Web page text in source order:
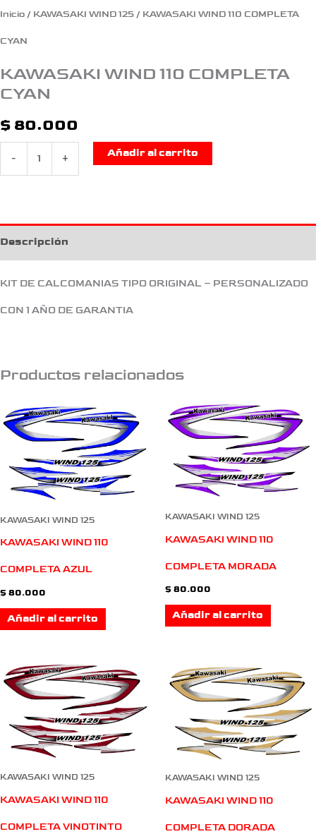
Inicio / KAWASAKI WIND 125 / KAWASAKI WIND 110 COMPLETA
CYAN
KAWASAKI WIND 110 COMPLETA
CYAN
$ 80.000
- +
Añadir al carrito
Descripción
KIT DE CALCOMANIAS TIPO ORIGINAL – PERSONALIZADO
CON 1 AÑO DE GARANTIA
Productos relacionados
KAWASAKI WIND 125
KAWASAKI WIND 110
COMPLETA AZUL
$ 80.000
Añadir al carrito
KAWASAKI WIND 125
KAWASAKI WIND 110
COMPLETA MORADA
$ 80.000
Añadir al carrito
KAWASAKI WIND 125
KAWASAKI WIND 110
COMPLETA VINOTINTO
KAWASAKI WIND 125
KAWASAKI WIND 110
COMPLETA DORADA